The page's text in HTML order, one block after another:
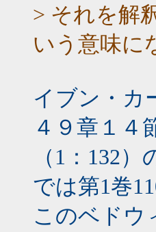
> それを解
いう意味
イブン・カ
４９章１４
（1：132
では第1巻
このベドウ